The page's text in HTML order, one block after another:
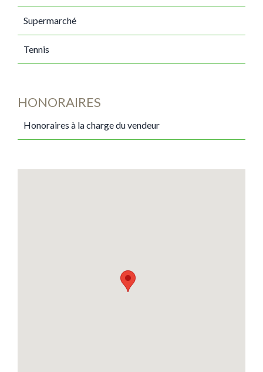
Supermarché
Tennis
HONORAIRES
Honoraires à la charge du vendeur